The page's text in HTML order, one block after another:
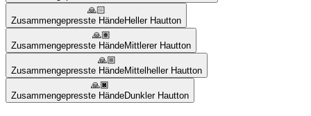
🙏🏻
Zusammengepresste HändeHeller Hautton
🙏🏽
Zusammengepresste HändeMittlerer Hautton
🙏🏼
Zusammengepresste HändeMittelheller Hautton
🙏🏿
Zusammengepresste HändeDunkler Hautton